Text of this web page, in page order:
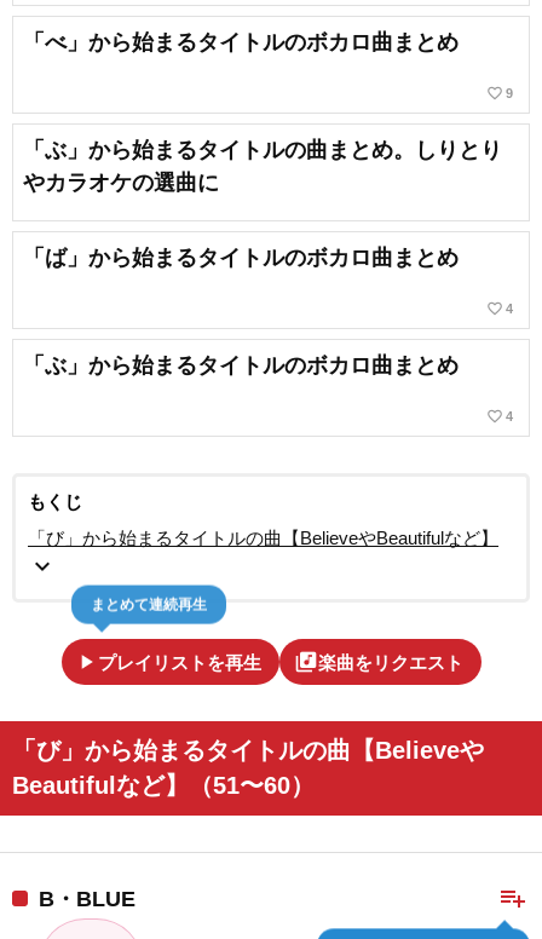
「べ」から始まるタイトルのボカロ曲まとめ
favorite_border 9
「ぶ」から始まるタイトルの曲まとめ。しりとり
やカラオケの選曲に
「ば」から始まるタイトルのボカロ曲まとめ
favorite_border 4
「ぶ」から始まるタイトルのボカロ曲まとめ
favorite_border 4
もくじ
「び」から始まるタイトルの曲【BelieveやBeautifulなど】
expand_more
play_arrow プレイリストを再生
まとめて連続再生
library_music楽曲をリクエスト
「び」から始まるタイトルの曲【Believeや
Beautifulなど】（51〜60）
playlist_add
B・BLUE